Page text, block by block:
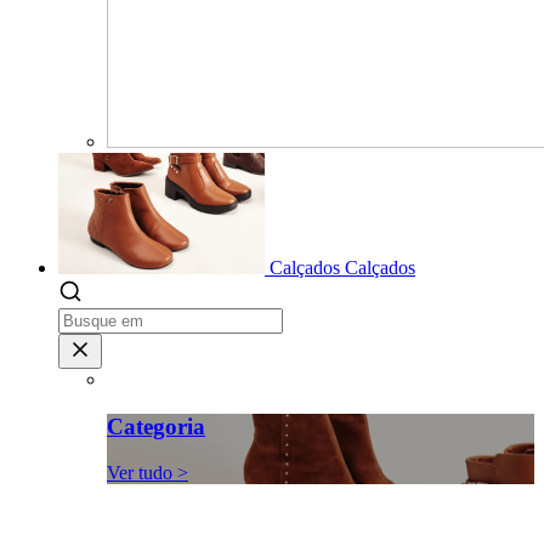
Calçados Calçados
Categoria
Ver tudo >